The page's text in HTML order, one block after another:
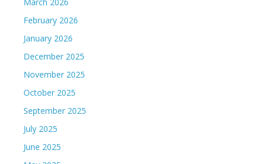
February 2026
January 2026
December 2025
November 2025
October 2025
September 2025
July 2025
June 2025